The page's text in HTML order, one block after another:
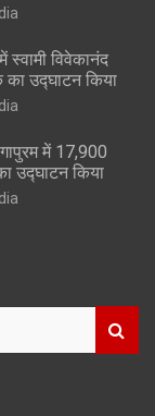
स्वामी विवेकानंद
उद्घाटन किया
में 17,900
उद्घाटन किया